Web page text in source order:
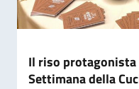
Il riso protagonista
Settimana della